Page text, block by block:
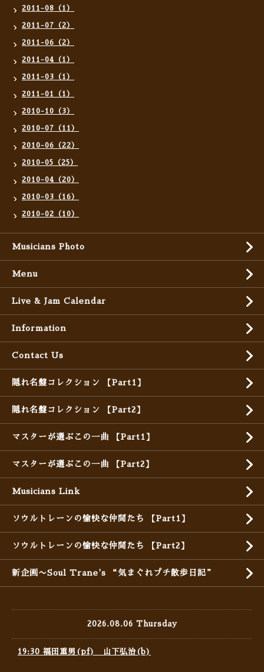
2011-08（1）
2011-07（2）
2011-06（2）
2011-04（1）
2011-03（1）
2011-01（1）
2010-10（3）
2010-07（11）
2010-06（22）
2010-05（25）
2010-04（20）
2010-03（16）
2010-02（10）
Musicians Photo
Menu
Live & Jam Calendar
Information
Contact Us
隠れ名盤コレクション 【Part1】
隠れ名盤コレクション 【Part2】
マスターが選ぶこの一曲 【Part1】
マスターが選ぶこの一曲 【Part2】
Musicians Link
ソウルトレーンの愉快な仲間たち 【Part1】
ソウルトレーンの愉快な仲間たち 【Part2】
新企画〜Soul Trane's “気まぐれプチ散歩日記”
2026.08.06 Thursday
19:30 福田重男(pf) 山下弘治(b)